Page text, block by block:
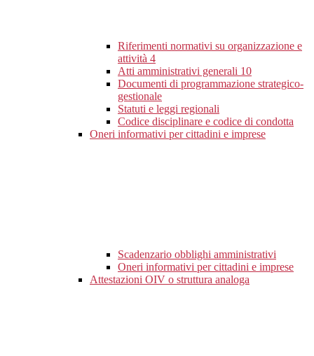
Riferimenti normativi su organizzazione e
attività 4
Atti amministrativi generali 10
Documenti di programmazione strategico-
gestionale
Statuti e leggi regionali
Codice disciplinare e codice di condotta
Oneri informativi per cittadini e imprese
Scadenzario obblighi amministrativi
Oneri informativi per cittadini e imprese
Attestazioni OIV o struttura analoga